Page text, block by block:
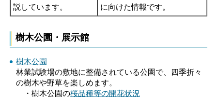
説しています。
に向けた情報です。
樹木公園・展示館
樹木公園
林業試験場の敷地に整備されている公園で、四季折々
の樹木や野草を楽しめます。
・樹木公園の桜品種等の開花状況